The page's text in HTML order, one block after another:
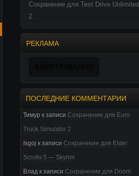
Сохранение для Test Drive Unlimited
2
РЕКЛАМА
ПОСЛЕДНИЕ КОММЕНТАРИИ
Тимур к записи Сохранение для Euro
Truck Simulator 2
Isgoj к записи Сохранение для Elder
Scrolls 5 — Skyrim
Влад к записи Сохранение для Doom